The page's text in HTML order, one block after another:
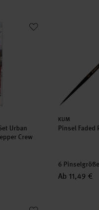
Set Urban Watercolor
Urban
Crew
Hersteller:
KUM
Pinsel Faded
6
Ab 11,49 €
Aquarell Synthetic flach
Pinsel Art